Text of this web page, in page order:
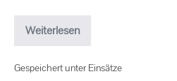
Weiterlesen
Gespeichert unter Einsätze